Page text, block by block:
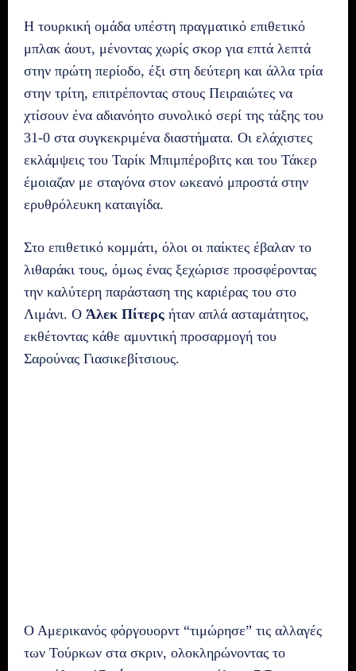
Η τουρκική ομάδα υπέστη πραγματικό επιθετικό
μπλακ άουτ, μένοντας χωρίς σκορ για επτά λεπτά
στην πρώτη περίοδο, έξι στη δεύτερη και άλλα τρία
στην τρίτη, επιτρέποντας στους Πειραιώτες να
χτίσουν ένα αδιανόητο συνολικό σερί της τάξης του
31-0 στα συγκεκριμένα διαστήματα. Οι ελάχιστες
εκλάμψεις του Ταρίκ Μπιμπέροβιτς και του Τάκερ
έμοιαζαν με σταγόνα στον ωκεανό μπροστά στην
ερυθρόλευκη καταιγίδα.
Στο επιθετικό κομμάτι, όλοι οι παίκτες έβαλαν το
λιθαράκι τους, όμως ένας ξεχώρισε προσφέροντας
την καλύτερη παράσταση της καριέρας του στο
Λιμάνι. Ο Άλεκ Πίτερς ήταν απλά ασταμάτητος,
εκθέτοντας κάθε αμυντική προσαρμογή του
Σαρούνας Γιασικεβίτσιους.
Ο Αμερικανός φόργουορντ “τιμώρησε” τις αλλαγές
των Τούρκων στα σκριν, ολοκληρώνοντας το